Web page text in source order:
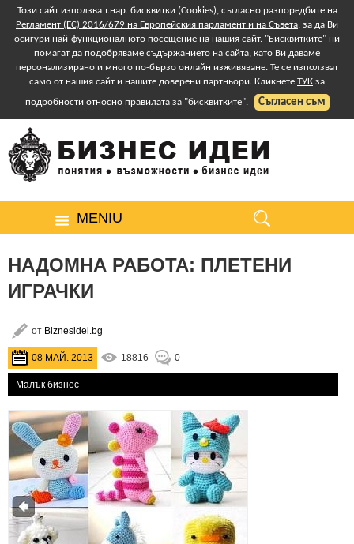
Този сайт използва т.нар. бисквитки (Cookies), съгласно разпоредбите на
Регламент (ЕС) 2016/679 на Европейския парламент и на Съвета, за да Ви
осигури най-функционалното посещение на нашия сайт. "Бисквитките" ни
помагат да подобряваме съдържанието на сайта, като Ви даваме
персонализирано и много по-бързо онлайн изживяване. Те се използват
само от нашия сайт и нашите доверени партньори. Кликнете ТУК за
подробности относно правилата за "бисквитките".
Съгласен съм
MENIU
НАДОМНА РАБОТА: ПЛЕТЕНИ
ИГРАЧКИ
от Biznesidei.bg
18816 0
08 МАЙ. 2013
Малък бизнес